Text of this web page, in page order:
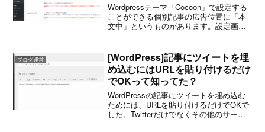
Wordpressテーマ「Cocoon」で設定する
ことができる個別記事の広告位置に「本
文中」というものがあります。設定画面
初のh2タグ直前を指します。つまり個別
記事ペー...
ブログ運営
[WordPress]記事にツイートを埋
め込むにはURLを貼り付けるだけ
でOKって知ってた？
WordPressの記事にツイートを埋め込む
ためには、URLを貼り付けるだけでOKで
した。Twitterだけでなくその他のサービ